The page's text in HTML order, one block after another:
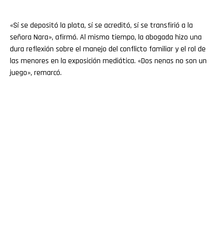
«Sí se depositó la plata, sí se acreditó, sí se transfirió a la
señora Nara», afirmó. Al mismo tiempo, la abogada hizo una
dura reflexión sobre el manejo del conflicto familiar y el rol de
las menores en la exposición mediática. «Dos nenas no son un
juego», remarcó.